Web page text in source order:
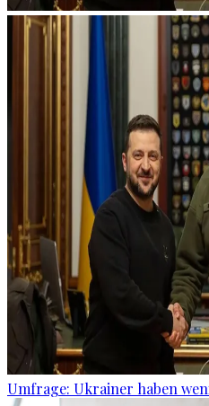
Umfrage: Ukrainer haben